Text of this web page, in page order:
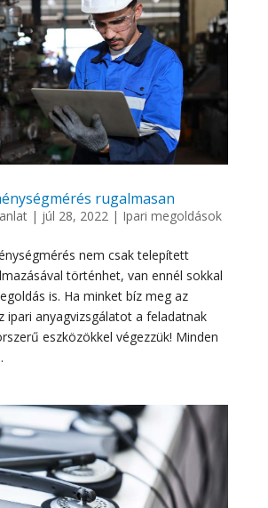
rugalmasan
| júl 28, 2022| Ipari megoldások
nem csak telepített
történhet, van ennél sokkal
is. Ha minket bíz meg az
ipari anyagvizsgálatot a feladatnak
eszközökkel végezzük! Minden